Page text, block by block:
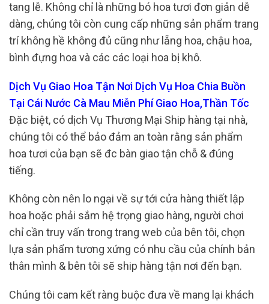
tang lễ. Không chỉ là những bó hoa tươi đơn giản dễ
dàng, chúng tôi còn cung cấp những sản phẩm trang
trí không hề không đủ cũng như lẵng hoa, chậu hoa,
bình đựng hoa và các các loại hoa bị khô.
Dịch Vụ Giao Hoa Tận Nơi Dịch Vụ Hoa Chia Buồn
Tại Cái Nước Cà Mau Miễn Phí Giao Hoa,Thần Tốc
Đặc biệt, có dịch Vụ Thương Mại Ship hàng tại nhà,
chúng tôi có thể bảo đảm an toàn rằng sản phẩm
hoa tươi của bạn sẽ đc bàn giao tận chỗ & đúng
tiếng.
Không còn nên lo ngại về sự tới cửa hàng thiết lập
hoa hoặc phải sắm hệ trọng giao hàng, người chơi
chỉ cần truy vấn trong trang web của bên tôi, chọn
lựa sản phẩm tương xứng có nhu cầu của chính bản
thân mình & bên tôi sẽ ship hàng tận nơi đến bạn.
Chúng tôi cam kết ràng buộc đưa về mang lại khách